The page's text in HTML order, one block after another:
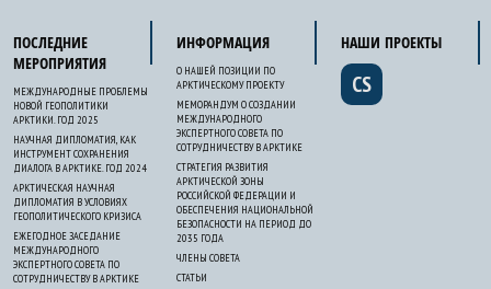
ПОСЛЕДНИЕ
МЕРОПРИЯТИЯ
МЕЖДУНАРОДНЫЕ ПРОБЛЕМЫ
НОВОЙ ГЕОПОЛИТИКИ
АРКТИКИ. ГОД 2025
НАУЧНАЯ ДИПЛОМАТИЯ, КАК
ИНСТРУМЕНТ СОХРАНЕНИЯ
ДИАЛОГА В АРКТИКЕ. ГОД 2024
АРКТИЧЕСКАЯ НАУЧНАЯ
ДИПЛОМАТИЯ В УСЛОВИЯХ
ГЕОПОЛИТИЧЕСКОГО КРИЗИСА
ЕЖЕГОДНОЕ ЗАСЕДАНИЕ
МЕЖДУНАРОДНОГО
ЭКСПЕРТНОГО СОВЕТА ПО
СОТРУДНИЧЕСТВУ В АРКТИКЕ
ИНФОРМАЦИЯ
О НАШЕЙ ПОЗИЦИИ ПО
АРКТИЧЕСКОМУ ПРОЕКТУ
МЕМОРАНДУМ О СОЗДАНИИ
МЕЖДУНАРОДНОГО
ЭКСПЕРТНОГО СОВЕТА ПО
СОТРУДНИЧЕСТВУ В АРКТИКЕ
СТРАТЕГИЯ РАЗВИТИЯ
АРКТИЧЕСКОЙ ЗОНЫ
РОССИЙСКОЙ ФЕДЕРАЦИИ И
ОБЕСПЕЧЕНИЯ НАЦИОНАЛЬНОЙ
БЕЗОПАСНОСТИ НА ПЕРИОД ДО
2035 ГОДА
ЧЛЕНЫ СОВЕТА
СТАТЬИ
НАШИ ПРОЕКТЫ
CS